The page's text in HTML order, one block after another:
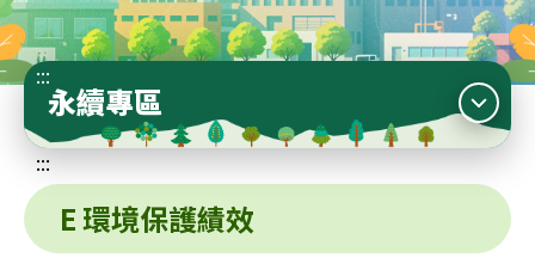
:::
永續專區
:::
E 環境保護績效